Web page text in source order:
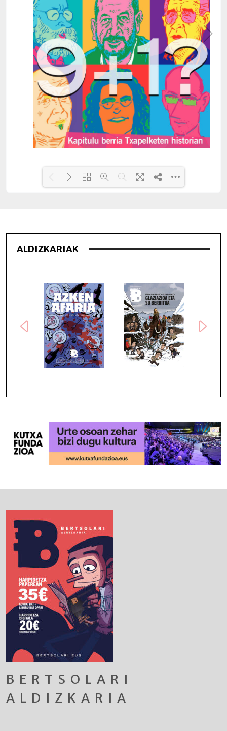
ALDIZKARIAK
BERTSOLARI
ALDIZKARIA